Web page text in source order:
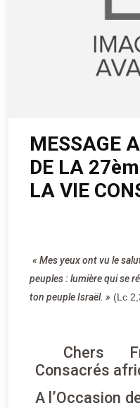
MESSAGE
DE LA
LA VIE
« Mes yeux ont vu le
peuples : lumière qui se
ton peuple Israël. » (Lc
Chers
Consacrés
A l’Occasion